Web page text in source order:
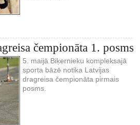
čempionāta 1. posms
5. maijā Biķernieku kompleksajā
sporta bāzē notika Latvijas
dragreisa čempionāta pirmais
posms.